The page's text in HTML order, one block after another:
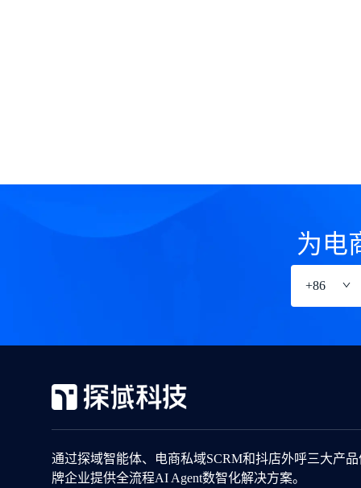
为电
+86
通过探域智能体、电商私域SCRM和抖店外呼三大产
牌企业提供全流程AI Agent数智化解决方案。